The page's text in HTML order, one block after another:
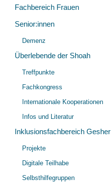
Fachbereich Frauen
Senior:innen
Demenz
Überlebende der Shoah
Treffpunkte
Fachkongress
Internationale Kooperationen
Infos und Literatur
Inklusionsfachbereich Gesher
Projekte
Digitale Teilhabe
Selbsthilfegruppen